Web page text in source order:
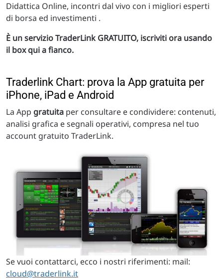
Didattica Online, incontri dal vivo con i migliori esperti
di borsa ed investimenti .
È un servizio TraderLink GRATUITO, iscriviti ora usando
il box qui a fianco.
Traderlink Chart: prova la App gratuita per
iPhone, iPad e Android
La App gratuita per consultare e condividere: contenuti,
analisi grafica e segnali operativi, compresa nel tuo
account gratuito TraderLink.
Se vuoi contattarci, ecco i nostri riferimenti: mail:
cloud@traderlink.it